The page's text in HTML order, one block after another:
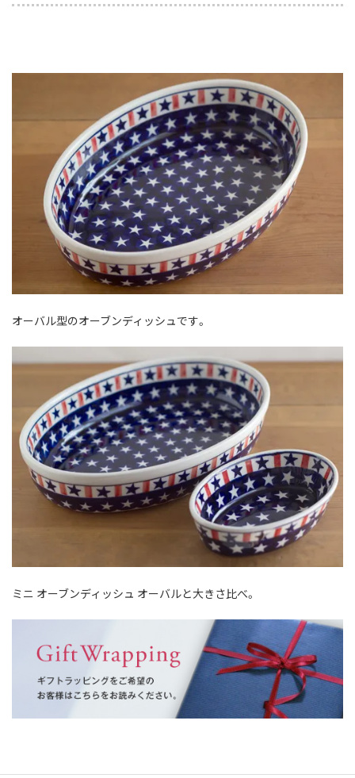
オーバル型のオーブンディッシュです。
ミニ オーブンディッシュ オーバルと大きさ比べ。